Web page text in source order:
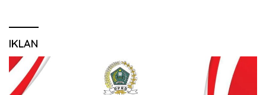
IKLAN